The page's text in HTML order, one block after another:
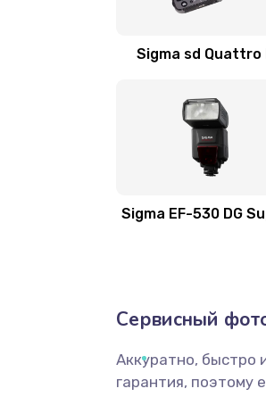
Sigma sd Quattro
Sigma EF-530 DG
Сервисный
Аккуратно, быстро
гарантия, поэтому